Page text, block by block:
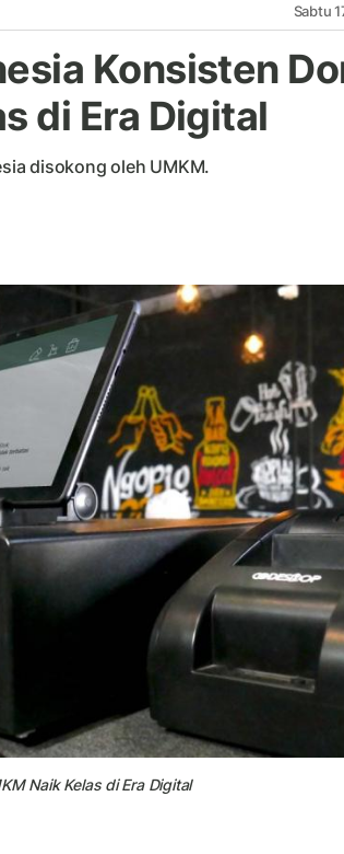
Sabtu
Konsisten
di Era Digital
disokong oleh UMKM.
Naik Kelas di Era Digital